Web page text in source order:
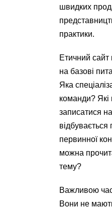
швидких
практики.
Етичний сайт
на базові
Яка
команди? Які
записатися
первинної
можна
тему?
Важливою
Вони не